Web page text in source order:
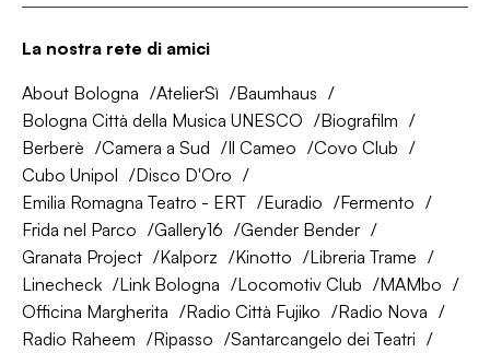
La nostra rete di amici
About Bologna AtelierSì
Baumhaus
Bologna Città della Musica UNESCO
Biografilm
Berberè
Camera a Sud Il Cameo
Covo Club
Cubo Unipol
Disco D'Oro
Emilia Romagna Teatro - ERT
Euradio
Fermento
Frida nel Parco
Gallery16
Gender Bender
Granata Project
Kalporz Kinotto
Libreria Trame
Linecheck
Link Bologna Locomotiv Club
MAMbo
Officina Margherita
Radio Città Fujiko
Radio Nova
Radio Raheem
Ripasso Santarcangelo dei Teatri